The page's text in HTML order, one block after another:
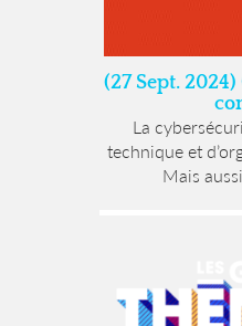
(27 Sept.
La
technique et
Mais